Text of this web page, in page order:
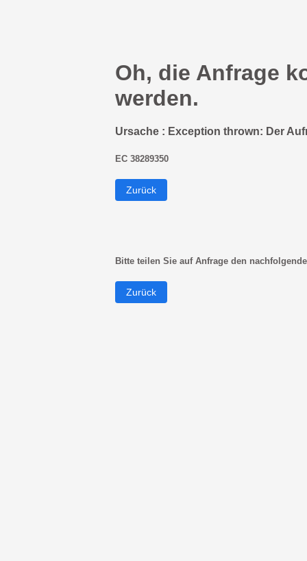
Oh, die Anfrage
werden.
Ursache : Exception thrown: Der
EC 38289350
Zurück
Bitte teilen Sie auf Anfrage den
Zurück